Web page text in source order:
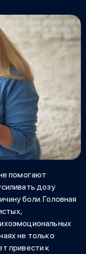
помогают
дозу
боли. Головная
не только
привести к